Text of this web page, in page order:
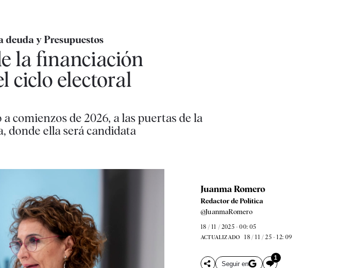
deuda y Presupuestos
la financiación
ciclo electoral
comienzos de 2026, a las puertas de la
donde ella será candidata
Juanma Romero
Redactor de Política
@JuanmaRomero
18 / 11 / 2025 - 00: 05
ACTUALIZADO 18 / 11 / 25 - 12: 09
Seguir en
1